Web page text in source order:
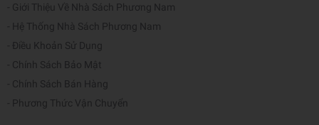
Giới Thiệu Về Nhà Sách Phương Nam
Hệ Thống Nhà Sách Phương Nam
Điều Khoản Sử Dụng
Chính Sách Bảo Mật
Chính Sách Bán Hàng
Phương Thức Vận Chuyển